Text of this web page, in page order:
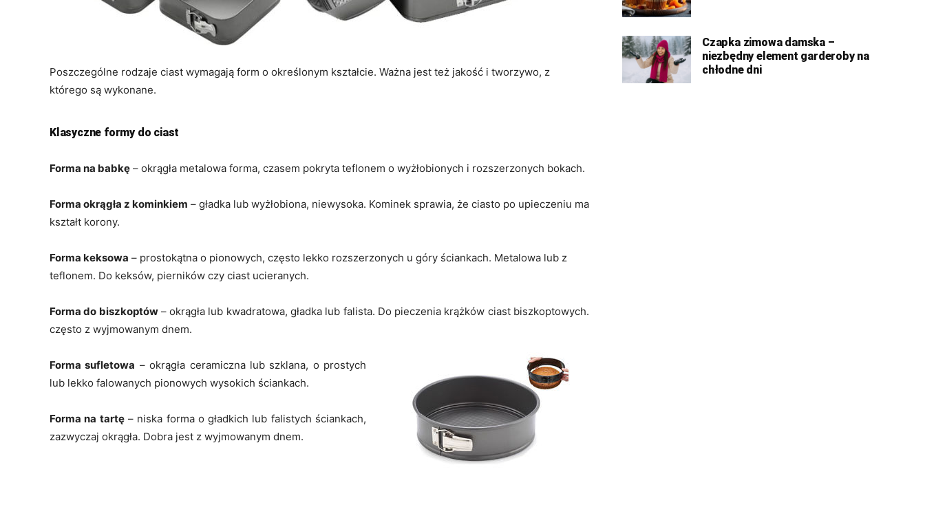
Poszczególne rodzaje ciast wymagają form o określonym kształcie. Ważna jest też jakość i tworzywo, z
którego są wykonane.
Klasyczne formy do ciast
Forma na babkę – okrągła metalowa forma, czasem pokryta teflonem o wyżłobionych i rozszerzonych bokach.
Forma okrągła z kominkiem – gładka lub wyżłobiona, niewysoka. Kominek sprawia, że ciasto po upieczeniu ma
kształt korony.
Forma keksowa – prostokątna o pionowych, często lekko rozszerzonych u góry ściankach. Metalowa lub z
teflonem. Do keksów, pierników czy ciast ucieranych.
Forma do biszkoptów– okrągła lub kwadratowa, gładka lub falista. Do pieczenia krążków ciast biszkoptowych.
często z wyjmowanym dnem.
Forma sufletowa – okrągła ceramiczna lub szklana, o prostych
lub lekko falowanych pionowych wysokich ściankach.
Forma na tartę– niska forma o gładkich lub falistych ściankach,
zazwyczaj okrągła. Dobra jest z wyjmowanym dnem.
Czapka zimowa damska –
niezbędny element garderoby na
chłodne dni